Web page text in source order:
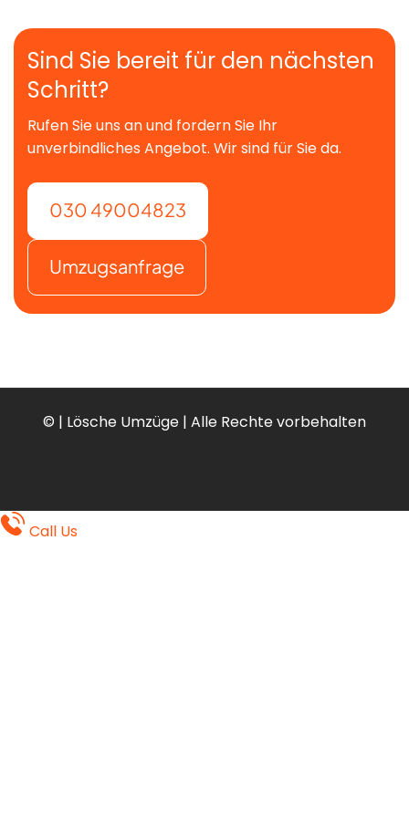
Sind Sie bereit für den nächsten
Schritt?
Rufen Sie uns an und fordern Sie Ihr
unverbindliches Angebot. Wir sind für Sie da.
030 49004823
Umzugsanfrage
© | Lösche Umzüge | Alle Rechte vorbehalten
Call Us